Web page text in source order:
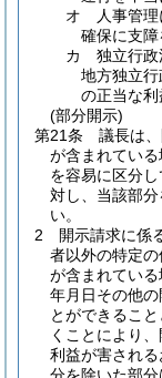
オ
人事管
確保に支
カ
独立行
地方独立
の正当な
(部分開示)
第21条
議長は
が含まれてい
を容易に区分
対し、当該部
い。
2
開示請求に係
者以外の特定
が含まれてい
年月日その他
とができるこ
くことにより
利益が害され